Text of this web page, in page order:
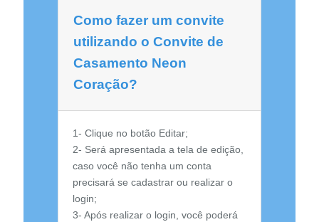
Como fazer um convite
utilizando o Convite de
Casamento Neon
Coração?
1- Clique no botão Editar;
2- Será apresentada a tela de edição,
caso você não tenha um conta
precisará se cadastrar ou realizar o
login;
3- Após realizar o login, você poderá